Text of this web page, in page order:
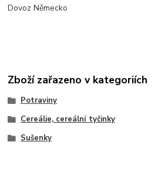
Dovoz Německo
Zboží zařazeno v kategoriích
Potraviny
Cereálie, cereální tyčinky
Sušenky